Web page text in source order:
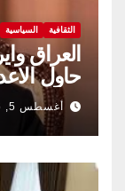
الثقافية السياسية
العراق
حاول
أغسطس 5, 2026